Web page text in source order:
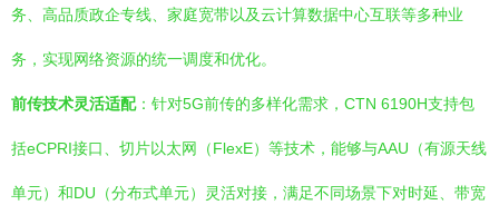
务、高品质政企专线、家庭宽带以及云计算数据中心互联等多种业
务，实现网络资源的统一调度和优化。
前传技术灵活适配：针对5G前传的多样化需求，CTN 6190H支持包
括eCPRI接口、切片以太网（FlexE）等技术，能够与AAU（有源天线
单元）和DU（分布式单元）灵活对接，满足不同场景下对时延、带宽